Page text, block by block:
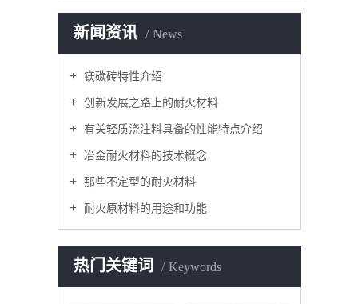
新闻资讯 News
镁碳砖特性介绍
创新发展之路上的耐火材料
有关轻质浇注料具备的性能特点介绍​
冶金耐火材料的技术概念
那些不定型的耐火材料
耐火原材料的用途和功能
热门关键词 Keywords